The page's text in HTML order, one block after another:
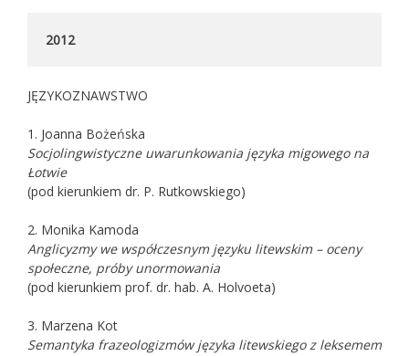
2012
JĘZYKOZNAWSTWO
1. Joanna Bożeńska
Socjolingwistyczne uwarunkowania języka migowego na
Łotwie
(pod kierunkiem dr. P. Rutkowskiego)
2. Monika Kamoda
Anglicyzmy we współczesnym języku litewskim – oceny
społeczne, próby unormowania
(pod kierunkiem prof. dr. hab. A. Holvoeta)
3. Marzena Kot
Semantyka frazeologizmów języka litewskiego z leksemem